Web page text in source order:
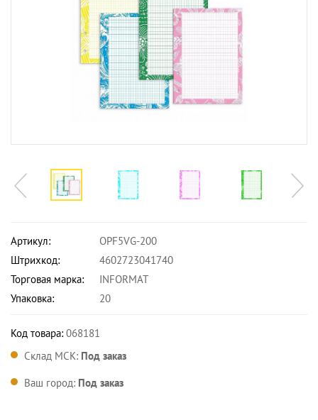
Артикул:
OPF5VG-200
Штрихкод:
4602723041740
Торговая марка:
INFORMAT
Упаковка:
20
Код товара: 068181
Склад МСК: Под заказ
Ваш город: Под заказ